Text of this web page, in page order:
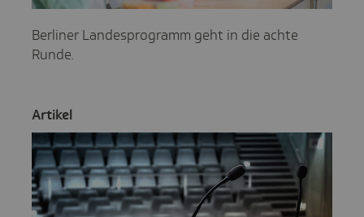
Berliner Landesprogramm geht in die achte
Runde.
Artikel